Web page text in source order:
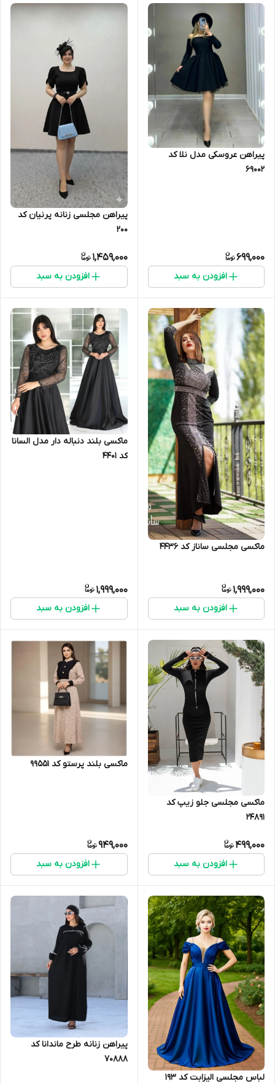
پیراهن عروسکی مدل نلا کد
69002
699,000
افزودن به سبد
پیراهن مجلسی زنانه پرنیان کد
200
1,459,000
افزودن به سبد
ماکسی مجلسی ساناز کد 4436
1,999,000
افزودن به سبد
ماکسی بلند دنباله دار مدل السانا
کد 4401
1,999,000
افزودن به سبد
ماکسی مجلسی جلو زیپ کد
24891
499,000
افزودن به سبد
ماکسی بلند پرستو کد 99551
949,000
افزودن به سبد
لباس مجلسی الیزابت کد 193
پیراهن زنانه طرح ماندانا کد
70888